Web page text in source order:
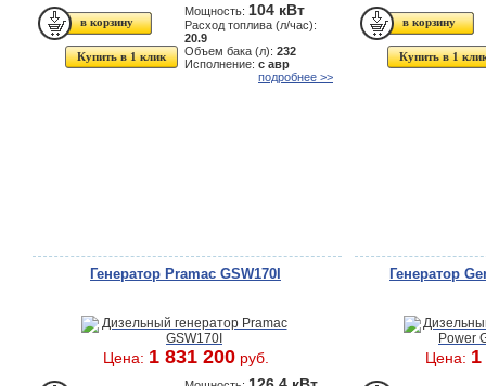
Купить в 1 клик
Мощность: 104 кВт
Расход топлива (л/час):
20.9
Объем бака (л): 232
Исполнение: с авр
подробнее >>
Купить в 1
Генератор Pramac GSW170I
Цена: 1 831 200руб.
Генератор
Цена: